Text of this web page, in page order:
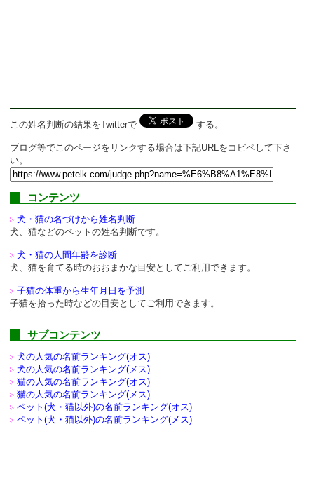
この姓名判断の結果をTwitterで する。
ブログ等でこのページをリンクする場合は下記URLをコピペして下さ
い。
コンテンツ
犬・猫の名づけから姓名判断
犬、猫などのペットの姓名判断です。
犬・猫の人間年齢を診断
犬、猫を育てる時のおおまかな目安としてご利用できます。
子猫の体重から生年月日を予測
子猫を拾った時などの目安としてご利用できます。
サブコンテンツ
犬の人気の名前ランキング(オス)
犬の人気の名前ランキング(メス)
猫の人気の名前ランキング(オス)
猫の人気の名前ランキング(メス)
ペット(犬・猫以外)の名前ランキング(オス)
ペット(犬・猫以外)の名前ランキング(メス)